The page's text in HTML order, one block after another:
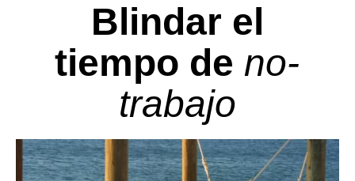
Blindar el
tiempo de no-
trabajo